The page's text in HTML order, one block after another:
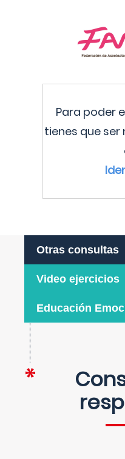
Para poder
tienes que ser
Otras consultas
Video ejercicios
Educación